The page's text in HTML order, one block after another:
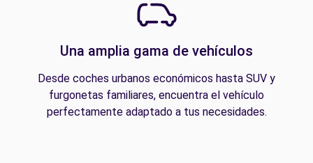
Una amplia gama de vehículos
Desde coches urbanos económicos hasta SUV y
furgonetas familiares, encuentra el vehículo
perfectamente adaptado a tus necesidades.